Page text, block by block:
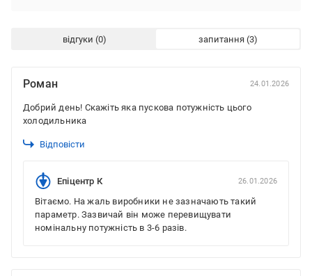
відгуки запитання
Роман 24.01.2026
Добрий день! Скажіть яка пускова потужність цього
холодильника
Відповісти
Епіцентр К 26.01.2026
Вітаємо. На жаль виробники не зазначають такий
параметр. Зазвичай він може перевищувати
номінальну потужність в 3-6 разів.